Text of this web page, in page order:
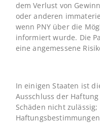
dem Verlust von
oder anderen
wenn PNY über die
informiert wurde. Die
eine angemessene
In einigen Staaten ist
Ausschluss der
Schäden nicht